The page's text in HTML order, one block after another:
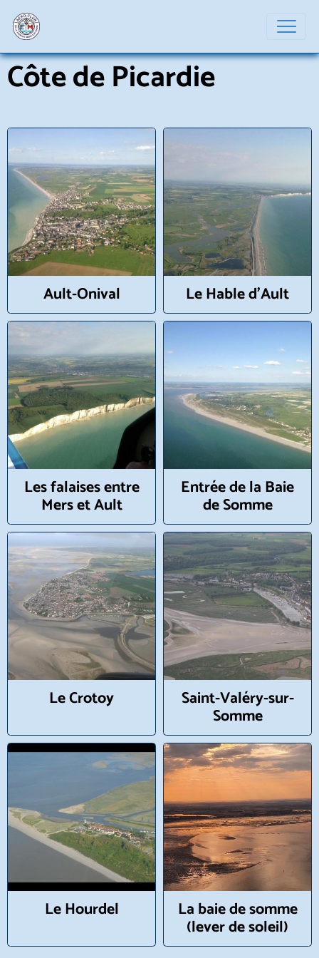
Côte de Picardie
Ault-Onival Le Hable d'Ault
Les falaises entre
Mers et Ault
Entrée de la Baie
de Somme
Le Crotoy Saint-Valéry-sur-
Somme
Le Hourdel La baie de somme
(lever de soleil)